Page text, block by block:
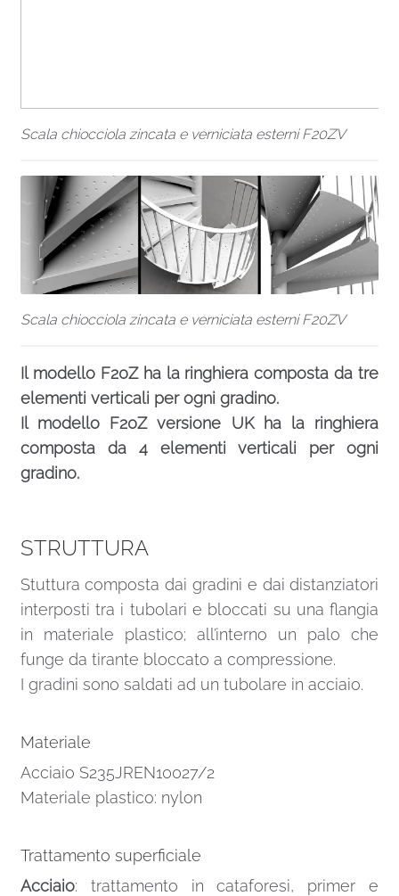
Scala chiocciola zincata e verniciata esterni F20ZV
Scala chiocciola zincata e verniciata esterni F20ZV
Il modello F20Z ha la ringhiera composta da tre
elementi verticali per ogni gradino.
Il modello F20Z versione UK ha la ringhiera
composta da 4 elementi verticali per ogni
gradino.
STRUTTURA
Stuttura composta dai gradini e dai distanziatori
interposti tra i tubolari e bloccati su una flangia
in materiale plastico; all’interno un palo che
funge da tirante bloccato a compressione.
I gradini sono saldati ad un tubolare in acciaio.
Materiale
Acciaio S235JREN10027/2
Materiale plastico: nylon
Trattamento superficiale
Acciaio: trattamento in cataforesi, primer e